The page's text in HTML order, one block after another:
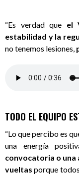
“Es verdad que el
estabilidad y la
no tenemos lesiones,
TODO EL EQUIPO
“Lo que percibo es
una energía
convocatoria o una
vueltas porque